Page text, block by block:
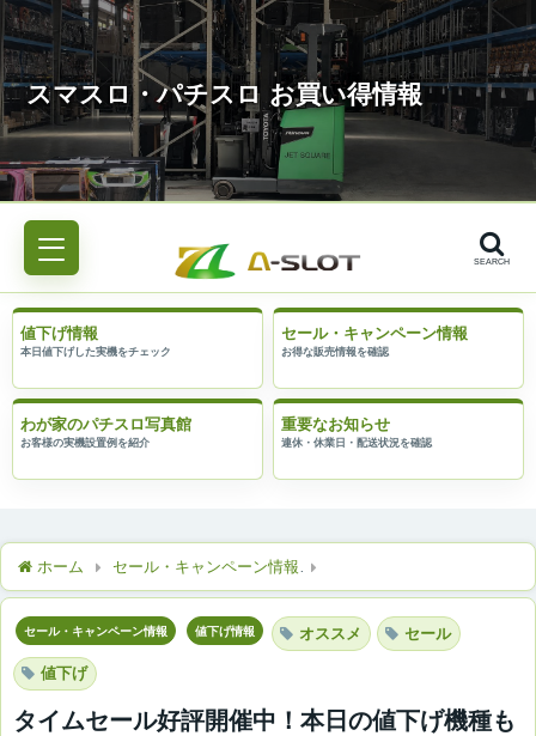
SEARCH
値下げ情報 セール・キャンペーン情報
わが家のパチスロ写真館 重要なお知らせ
ホーム セール・キャンペーン情報
セール・キャンペーン情報 値下げ情報 オススメ セール
値下げ
タイムセール好評開催中！本日の値下げ機種も